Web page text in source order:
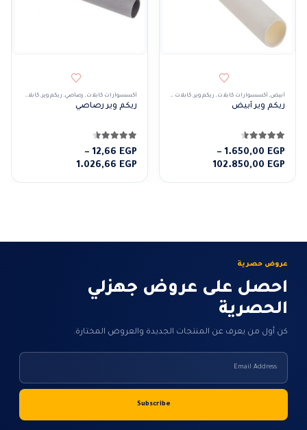
أبيض, أكسسوارات كابلات , ريكم وير , كابلات و إكسسوارات
ريكم وير أبيض
4.50 من 5
1.650,00 EGP
–
102.850,00 EGP
نطاق
أكسسوارات كابلات , رصاصي, ريكم وير , كابلات و إكسسوارات
ريكم وير رصاصي
4.50 من 5
12,66 EGP
–
1.026,66 EGP
نطاق
عروض حصرية
احصل على عروض جهزلي
الحصرية
كن أول من يعرف عن المنتجات الجديدة والعروض المختارة.